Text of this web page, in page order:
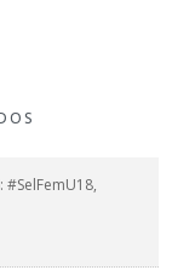
#SelFemU18,